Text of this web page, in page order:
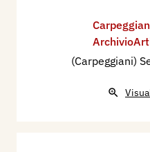
(Carpeggiani)